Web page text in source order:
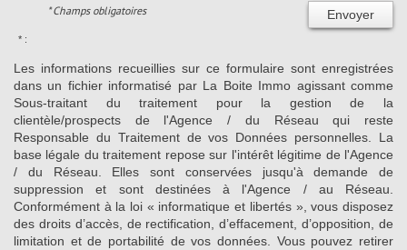
Envoyer
* Champs obligatoires
* :
Les informations recueillies sur ce formulaire sont enregistrées
dans un fichier informatisé par La Boite Immo agissant comme
Sous-traitant du traitement pour la gestion de la
clientèle/prospects de l'Agence / du Réseau qui reste
Responsable du Traitement de vos Données personnelles. La
base légale du traitement repose sur l'intérêt légitime de l'Agence
/ du Réseau. Elles sont conservées jusqu'à demande de
suppression et sont destinées à l'Agence / au Réseau.
Conformément à la loi « informatique et libertés », vous disposez
des droits d’accès, de rectification, d’effacement, d’opposition, de
limitation et de portabilité de vos données. Vous pouvez retirer